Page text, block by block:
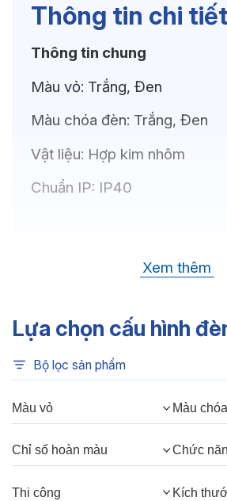
Thông tin chi tiết
Thông tin chung
Màu vỏ: Trắng, Đen
Màu chóa đèn: Trắng, Đen
Vật liệu: Hợp kim nhôm
Chuẩn IP: IP40
CREE (USA)
Nhiệt độ màu:6500K,
3000K, 3CCT
Chỉ số hoàn màu:
Quang thông:
480lm(C),
Góc chiếu:38°, 24°
Xem thêm
Lựa chọn cấu hình
Bộ lọc sản phẩm
Màu vỏ Màu
Chỉ số hoàn màu Chức
Thi công Kích